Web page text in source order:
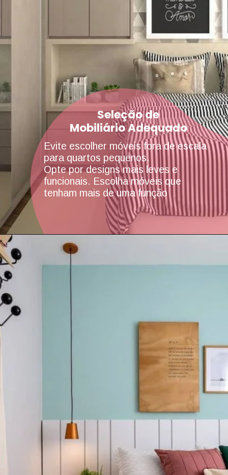
Evite escolher móveis fora de escala
para quartos pequenos.
Opte por designs mais leves e
funcionais. Escolha móveis que
tenham mais de uma função
Seleção de
Mobiliário Adequado